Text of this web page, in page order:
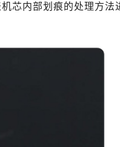
前预约）
芯内部划痕的处理方法